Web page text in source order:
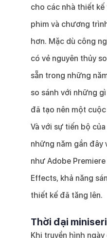
cho các nhà thiết
phim và chương
hơn. Mặc dù công
có vẻ nguyên thủy
sẵn trong những
so sánh với những
đã tạo nên một
Và với sự tiến bộ
những năm gần đây
như Adobe
Effects, khả năng
thiết kế đã tăng lên.
Thời đại
Khi truyền hình